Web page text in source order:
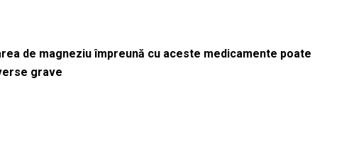
de magneziu împreună cu aceste medicamente poate
grave